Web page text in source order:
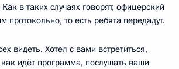
в таких случаях говорят, офицерский
протокольно, то есть ребята передадут.
видеть. Хотел с вами встретиться,
идёт программа, послушать ваши